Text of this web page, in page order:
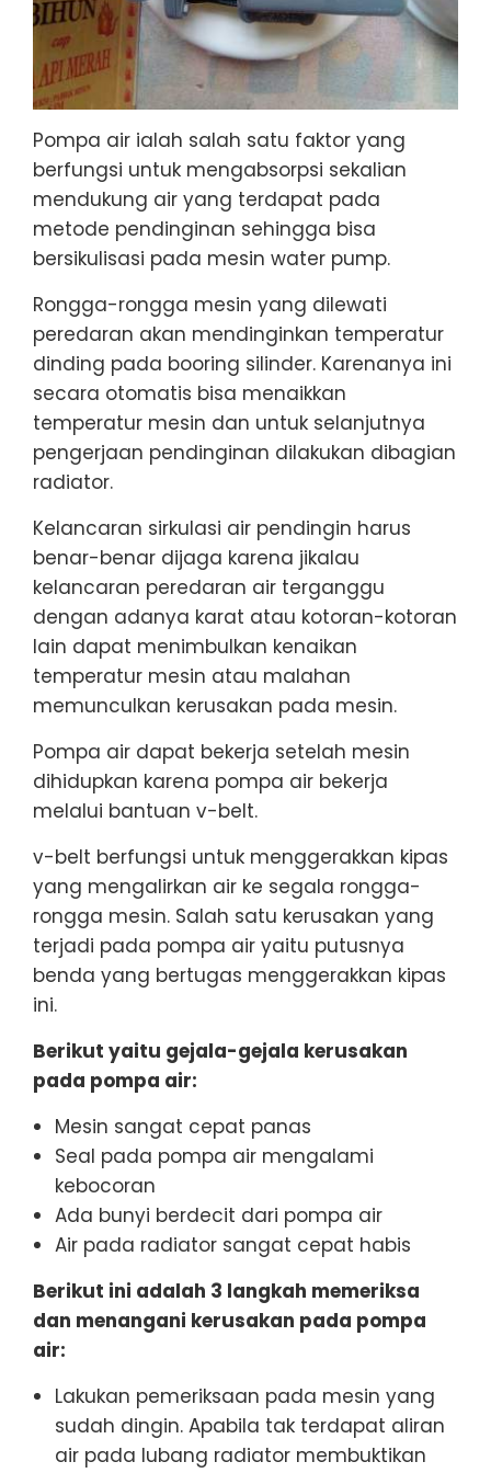
Pompa air ialah salah satu faktor yang
berfungsi untuk mengabsorpsi sekalian
mendukung air yang terdapat pada
metode pendinginan sehingga bisa
bersikulisasi pada mesin water pump.
Rongga-rongga mesin yang dilewati
peredaran akan mendinginkan temperatur
dinding pada booring silinder. Karenanya ini
secara otomatis bisa menaikkan
temperatur mesin dan untuk selanjutnya
pengerjaan pendinginan dilakukan dibagian
radiator.
Kelancaran sirkulasi air pendingin harus
benar-benar dijaga karena jikalau
kelancaran peredaran air terganggu
dengan adanya karat atau kotoran-kotoran
lain dapat menimbulkan kenaikan
temperatur mesin atau malahan
memunculkan kerusakan pada mesin.
Pompa air dapat bekerja setelah mesin
dihidupkan karena pompa air bekerja
melalui bantuan v-belt.
v-belt berfungsi untuk menggerakkan kipas
yang mengalirkan air ke segala rongga-
rongga mesin. Salah satu kerusakan yang
terjadi pada pompa air yaitu putusnya
benda yang bertugas menggerakkan kipas
ini.
Berikut yaitu gejala-gejala kerusakan
pada pompa air:
Mesin sangat cepat panas
Seal pada pompa air mengalami
kebocoran
Ada bunyi berdecit dari pompa air
Air pada radiator sangat cepat habis
Berikut ini adalah 3 langkah memeriksa
dan menangani kerusakan pada pompa
air:
Lakukan pemeriksaan pada mesin yang
sudah dingin. Apabila tak terdapat aliran
air pada lubang radiator membuktikan